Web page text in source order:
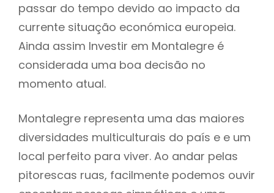
passar do tempo devido ao impacto da
currente situação económica europeia.
Ainda assim Investir em Montalegre é
considerada uma boa decisão no
momento atual.
Montalegre representa uma das maiores
diversidades multiculturais do país e e um
local perfeito para viver. Ao andar pelas
pitorescas ruas, facilmente podemos ouvir